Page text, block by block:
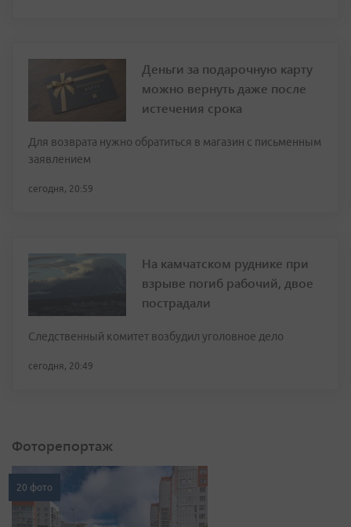
Деньги за подарочную карту
можно вернуть даже после
истечения срока
Для возврата нужно обратиться в магазин с письменным
заявлением
сегодня, 20:59
На камчатском руднике при
взрыве погиб рабочий, двое
пострадали
Следственный комитет возбудил уголовное дело
сегодня, 20:49
Фоторепортаж
20 фото